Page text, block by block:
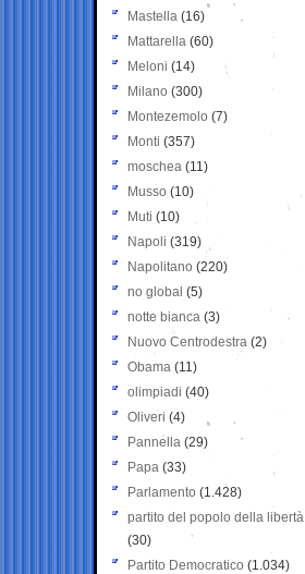
Mastella (16)
Mattarella (60)
Meloni (14)
Milano (300)
Montezemolo (7)
Monti (357)
moschea (11)
Musso (10)
Muti (10)
Napoli (319)
Napolitano (220)
no global (5)
notte bianca (3)
Nuovo Centrodestra (2)
Obama (11)
olimpiadi (40)
Oliveri (4)
Pannella (29)
Papa (33)
Parlamento (1.428)
partito del popolo della libertà
(30)
Partito Democratico (1.034)